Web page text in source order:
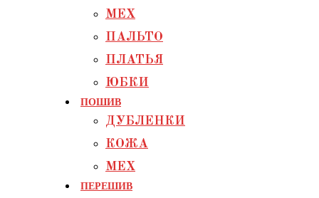
МЕХ
ПАЛЬТО
ПЛАТЬЯ
ЮБКИ
ПОШИВ
ДУБЛЕНКИ
КОЖА
МЕХ
ПЕРЕШИВ